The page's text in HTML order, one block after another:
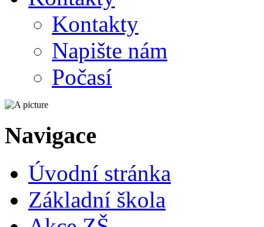
Kontakty
Napište nám
Počasí
Navigace
Úvodní stránka
Základní škola